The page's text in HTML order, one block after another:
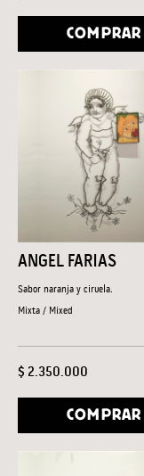
COMPRAR
ANGEL FARIAS
Sabor naranja y ciruela.
Mixta / Mixed
$ 2.350.000
COMPRAR